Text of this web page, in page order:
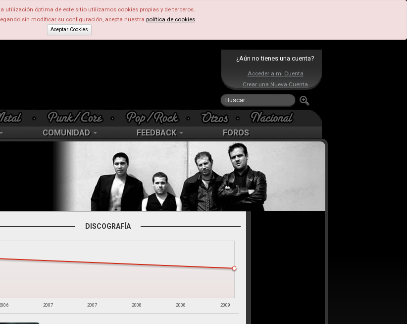
utilización óptima de este sitio utilizamos cookies propias y de terceros.
sin modificar su configuración, acepta nuestra política de cookies.
Aceptar Cookies
¿Aún no tienes una cuenta?
Acceder a mi Cuenta
Crear una Nueva Cuenta
COMUNIDAD FEEDBACK FOROS
DISCOGRAFÍA
2007 2007 2008 2008 2009